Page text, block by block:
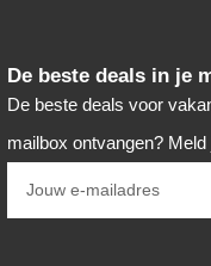
De beste deals in je
De beste deals voor
mailbox ontvangen? Meld